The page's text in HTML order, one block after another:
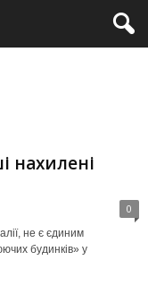
нахилені
0
не є єдиним
будинків» у